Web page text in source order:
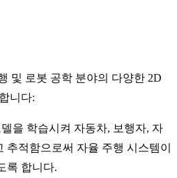
및 로봇 공학 분야의 다양한 2D
니다:
델을 학습시켜 자동차, 보행자, 자
추적함으로써 자율 주행 시스템이
록 합니다.